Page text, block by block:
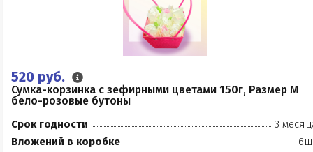
520 руб.
Сумка-корзинка с зефирными цветами 150г, Размер М
бело-розовые бутоны
Срок годности
3
Вложений в коробке